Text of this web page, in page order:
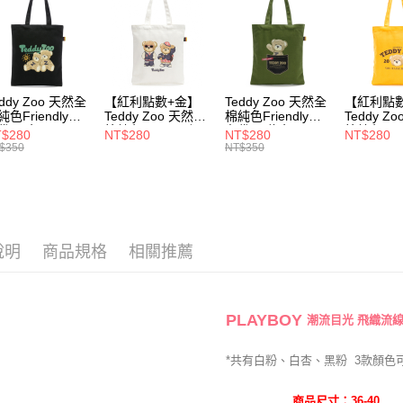
用戶於交
款買賣價
2.基於同
資料（包
用，由本
3.完整用
付款後萊
每筆
7-11取貨
每筆
付款後7-
★ 新品上
✿ KOL好
✿ 飛織透
款式快速
⏯︎ 本月
Zoo 天然全
色Friendly帆
-黑色
【紅利點數+金】
Teddy Zoo 天然全
棉純色Friendly帆
布袋-白色
NT$280
Teddy Zoo 天然全
棉純色Friendly帆
布袋-軍綠色
(TZB107)
NT$280
NT$350
【紅利點
Teddy
棉純色
布袋-黃色
NT$280
明 商品規格 相關推薦
PLAYBOY 潮流目光 飛織流
*共有白粉、白杏、黑粉 3款顏色